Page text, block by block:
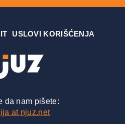
USLOVI KORIŠĆENJA
da nam pišete:
at njuz.net